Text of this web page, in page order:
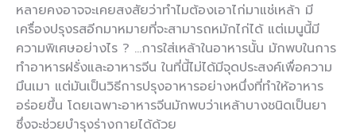
หลายคงอาจจะเคยสงสัยว่าทำไมต้องเอาไก่มาแช่เหล้า มี
เครื่องปรุงรสอีกมาหมายที่จะสามารถหมักไก่ได้ แต่เมนูนี้มี
ความพิเศษอย่างไร ? …การใส่เหล้าในอาหารนั้น มักพบในการ
ทำอาหารฝรั่งและอาหารจีน ในที่นี้ไม่ได้มีจุดประสงค์เพื่อความ
มึนเมา แต่มันเป็นวิธีการปรุงอาหารอย่างหนึ่งที่ทำให้อาหาร
อร่อยขึ้น โดยเฉพาะอาหารจีนมักพบว่าเหล้าบางชนิดเป็นยา
ซึ่งจะช่วยบำรุงร่างกายได้ด้วย